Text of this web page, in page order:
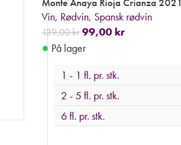
Vin, Rødvin, Spansk rødvin
139,00kr99,00 kr
● På lager
1 - 1 fl. pr. stk.
2 - 5 fl. pr. stk.
6 fl. pr. stk.